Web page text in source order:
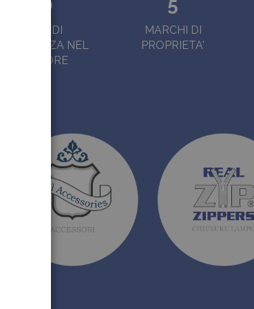
30
ANNI DI
ESPERIENZA NEL
SETTORE
5
MARCHI DI
PROPRIETA'